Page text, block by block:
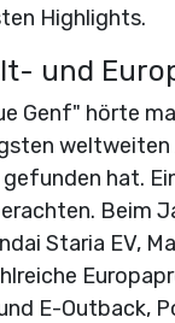
Highlights.
und
Genf" hörte
hat.
Beim
Staria EV,
E-Outback,